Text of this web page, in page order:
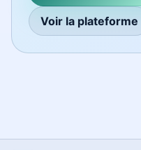
Voir la plateforme